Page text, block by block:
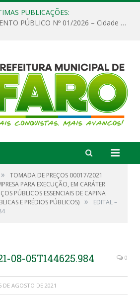
PUBLICAÇÕES:
EDITAL DE CHAMAMENTO PÚBLICO Nº 01/2026 – Cidade de Faro
»
TOMADA DE PREÇOS 00017/2021
PARA EXECUÇÃO, EM CARÁTER
PÚBLICOS ESSENCIAIS DE CAPINA
E PRÉDIOS PÚBLICOS) »
EDITAL –
08-05T144625.984 0
DE AGOSTO DE 2021